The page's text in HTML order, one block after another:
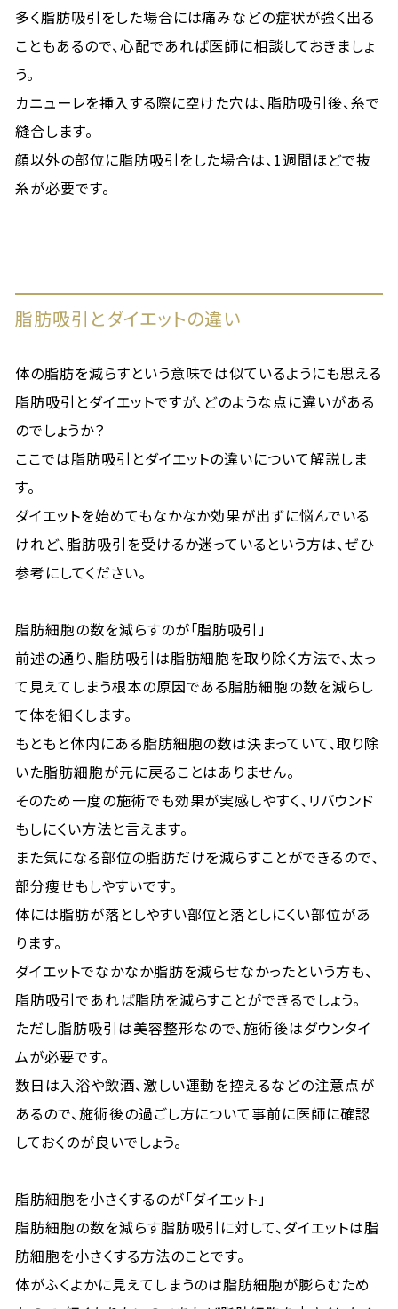
多く脂肪吸引をした場合には痛みなどの症状が強く出る
こともあるので、心配であれば医師に相談しておきましょ
う。
カニューレを挿入する際に空けた穴は、脂肪吸引後、糸で
縫合します。
顔以外の部位に脂肪吸引をした場合は、1週間ほどで抜
糸が必要です。
脂肪吸引とダイエットの違い
体の脂肪を減らすという意味では似ているようにも思える
脂肪吸引とダイエットですが、どのような点に違いがある
のでしょうか？
ここでは脂肪吸引とダイエットの違いについて解説しま
す。
ダイエットを始めてもなかなか効果が出ずに悩んでいる
けれど、脂肪吸引を受けるか迷っているという方は、ぜひ
参考にしてください。
脂肪細胞の数を減らすのが「脂肪吸引」
前述の通り、脂肪吸引は脂肪細胞を取り除く方法で、太っ
て見えてしまう根本の原因である脂肪細胞の数を減らし
て体を細くします。
もともと体内にある脂肪細胞の数は決まっていて、取り除
いた脂肪細胞が元に戻ることはありません。
そのため一度の施術でも効果が実感しやすく、リバウンド
もしにくい方法と言えます。
また気になる部位の脂肪だけを減らすことができるので、
部分痩せもしやすいです。
体には脂肪が落としやすい部位と落としにくい部位があ
ります。
ダイエットでなかなか脂肪を減らせなかったという方も、
脂肪吸引であれば脂肪を減らすことができるでしょう。
ただし脂肪吸引は美容整形なので、施術後はダウンタイ
ムが必要です。
数日は入浴や飲酒、激しい運動を控えるなどの注意点が
あるので、施術後の過ごし方について事前に医師に確認
しておくのが良いでしょう。
脂肪細胞を小さくするのが「ダイエット」
脂肪細胞の数を減らす脂肪吸引に対して、ダイエットは脂
肪細胞を小さくする方法のことです。
体がふくよかに見えてしまうのは脂肪細胞が膨らむため